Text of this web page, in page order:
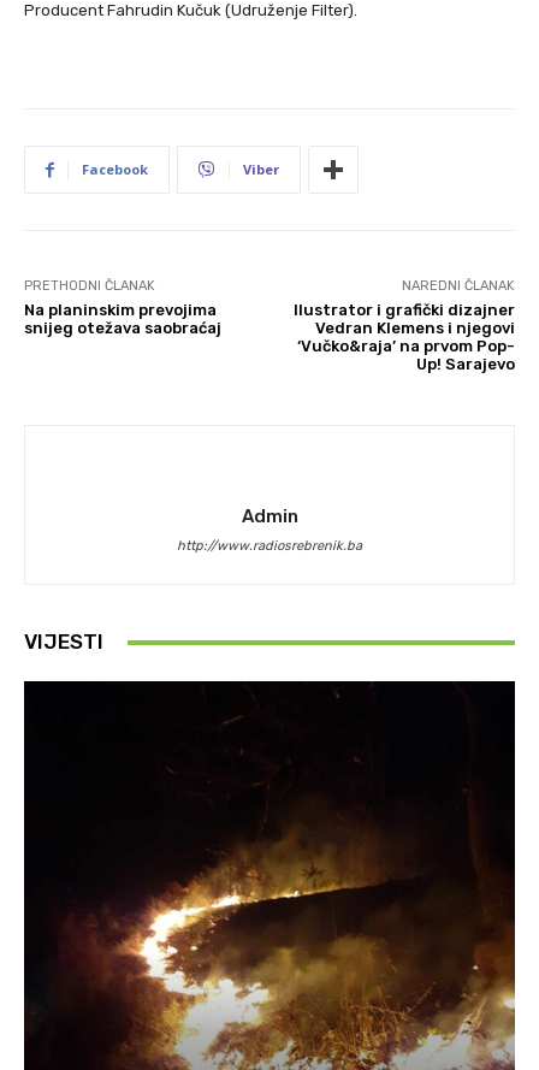
Producent Fahrudin Kučuk (Udruženje Filter).
Facebook Viber
PRETHODNI ČLANAK
Na planinskim prevojima
snijeg otežava saobraćaj
NAREDNI ČLANAK
Ilustrator i grafički dizajner
Vedran Klemens i njegovi
‘Vučko&raja’ na prvom Pop-
Up! Sarajevo
Admin
http://www.radiosrebrenik.ba
VIJESTI